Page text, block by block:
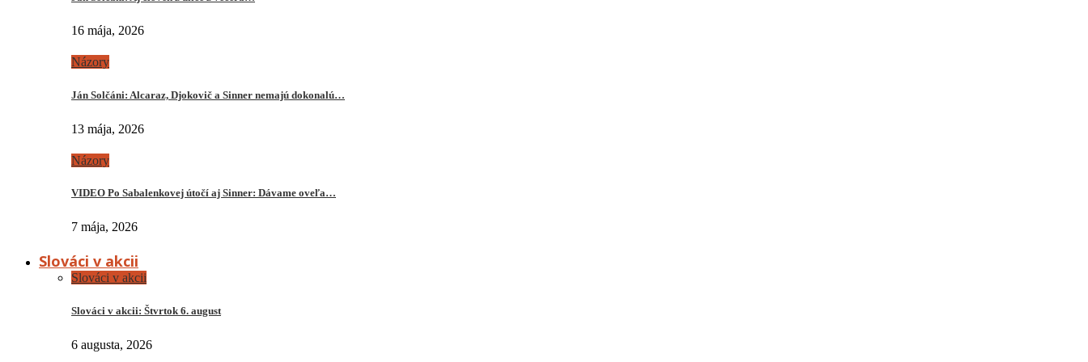
16 mája, 2026
Názory
Ján Solčáni: Alcaraz, Djokovič a Sinner nemajú dokonalú…
13 mája, 2026
Názory
VIDEO Po Sabalenkovej útočí aj Sinner: Dávame oveľa…
7 mája, 2026
Slováci v akcii
Slováci v akcii
Slováci v akcii: Štvrtok 6. august
6 augusta, 2026